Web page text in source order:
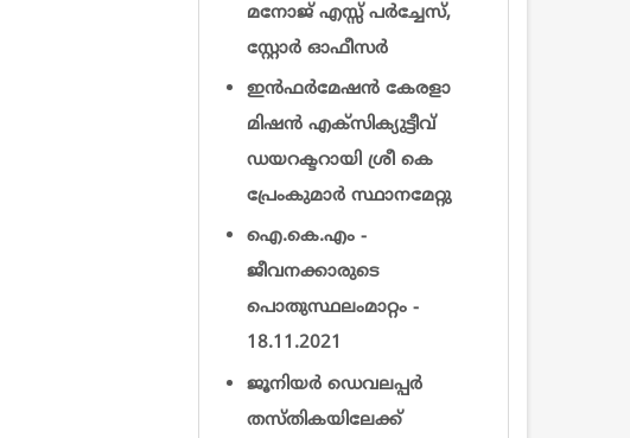
മനോജ് എസ്സ് പർച്ചേസ്,
സ്റ്റോർ ഓഫീസര്‍
ഇന്‍ഫര്‍മേഷന്‍ കേരളാ
മിഷന്‍ എക്സിക്യുട്ടീവ്‌
ഡയറക്ടറായി ശ്രീ കെ
പ്രേംകുമാര്‍ സ്ഥാനമേറ്റു
ഐ.കെ.എം -
ജീവനക്കാരുടെ
പൊതുസ്ഥലംമാറ്റം -
18.11.2021
ജൂനിയർ ഡെവലപ്പർ
തസ്തികയിലേക്ക്